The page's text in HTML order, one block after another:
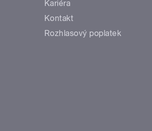
Kariéra
Kontakt
Rozhlasový poplatek